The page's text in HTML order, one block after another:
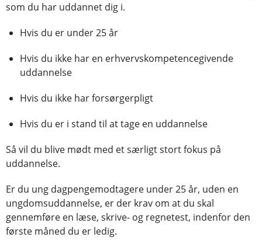
som du har uddannet dig i.
Hvis du er under 25 år
Hvis du ikke har en erhvervskompetencegivende
uddannelse
Hvis du ikke har forsørgerpligt
Hvis du er i stand til at tage en uddannelse
Så vil du blive mødt med et særligt stort fokus på
uddannelse.
Er du ung dagpengemodtagere under 25 år, uden en
ungdomsuddannelse, er der krav om at du skal
gennemføre en læse, skrive- og regnetest, indenfor den
første måned du er ledig.